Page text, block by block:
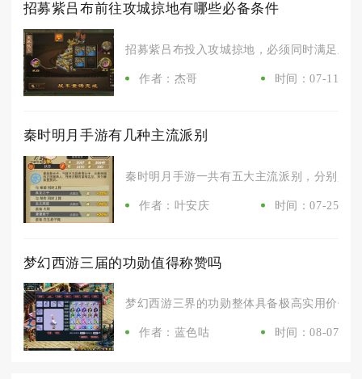
招募紫吕布前往攻城掠地有哪些必备条件
招募紫吕布投入攻城掠地，必须同时满足主
作者：杰哥 时间：07-11
秦时明月手游有几种主流派别
秦时明月手游一共有五大主流派别，分别是
作者：叶安庆 时间：07-25
梦幻西游三届的功勋值得称赞吗
梦幻西游三界的功勋整体具备极高实用价值
作者：蓝色咕 时间：08-07